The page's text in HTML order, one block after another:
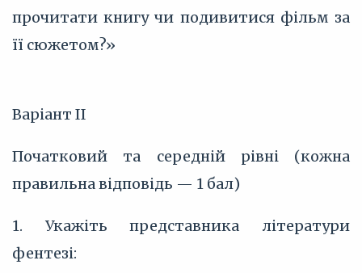
прочитати книгу чи подивитися фільм за
її сюжетом?»
Варіант ІІ
Початковий та середній рівні (кожна
правильна відповідь — 1 бал)
1. Укажіть представника літератури
фентезі: